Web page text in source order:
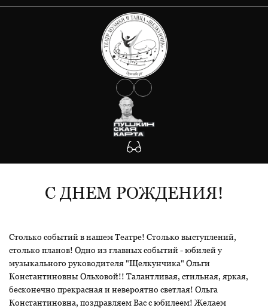
О ТЕАТРЕ
Документы
Сведения об учредителе
Государственное задание
Антикоррупция
Противодействие Covid-19
Антитеррористическая защищенность
Будьте внимательны!
Участникам СВО
АФИША
КОЛЛЕКТИВ
УЧАСТНИКАМ СВО
ФОТО
КОНТАКТЫ
С ДНЕМ РОЖДЕНИЯ!
Столько событий в нашем Театре! Столько выступлений,
столько планов! Одно из главных событий - юбилей у
музыкального руководителя "Щелкунчика" Ольги
Константиновны Ольховой!! Талантливая, стильная, яркая,
бесконечно прекрасная и невероятно светлая! Ольга
Константиновна, поздравляем Вас с юбилеем! Желаем